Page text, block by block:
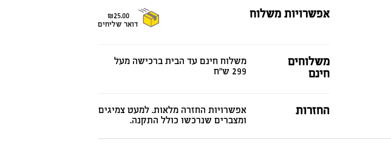
אפשרויות משלוח
₪25.00
דואר שליחים
משלוחים
חינם
משלוח חינם עד הבית ברכישה מעל
299 ש"ח
החזרות
אפשרויות החזרה מלאות. למעט צמיגים
ומצברים שנרכשו כולל התקנה.